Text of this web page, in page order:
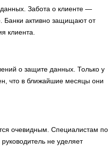
Забота о клиенте —
Банки активно защищают от
клиента.
о защите данных. Только у
что в ближайшие месяцы они
очевидным. Специалистам по
не уделяет